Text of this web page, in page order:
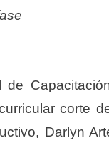
corte
Darlyn